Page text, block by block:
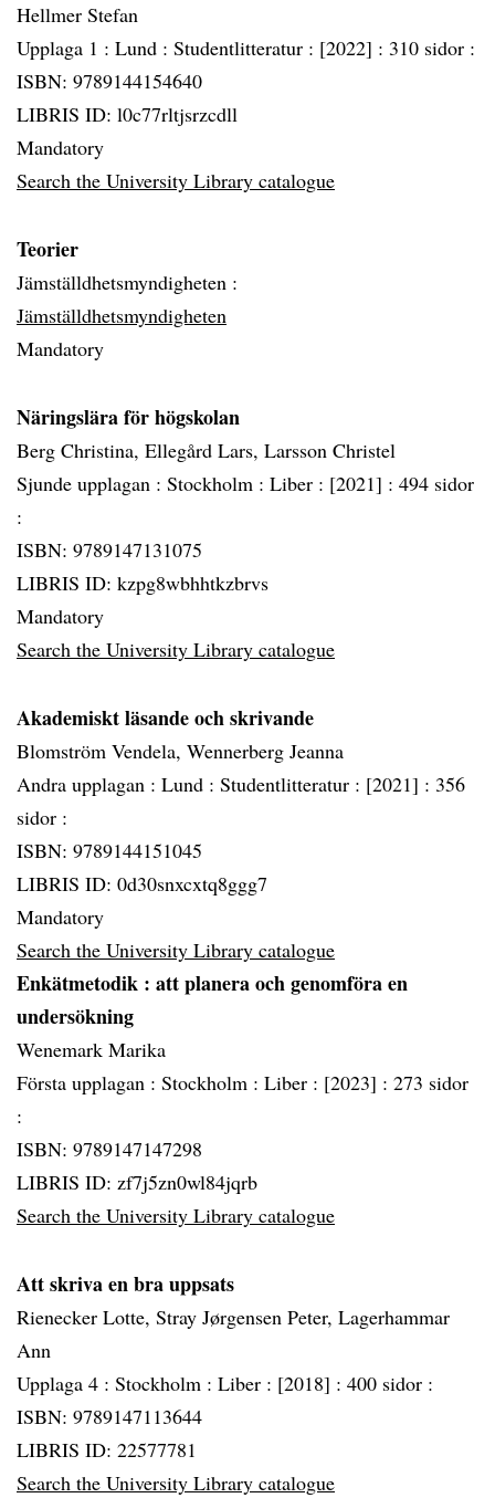
Hellmer Stefan
Upplaga 1 : Lund : Studentlitteratur : [2022] : 310 sidor :
ISBN: 9789144154640
LIBRIS ID: l0c77rltjsrzcdll
Mandatory
Search the University Library catalogue
Teorier
Jämställdhetsmyndigheten :
Jämställdhetsmyndigheten
Mandatory
Näringslära för högskolan
Berg Christina, Ellegård Lars, Larsson Christel
Sjunde upplagan : Stockholm : Liber : [2021] : 494 sidor
:
ISBN: 9789147131075
LIBRIS ID: kzpg8wbhhtkzbrvs
Mandatory
Search the University Library catalogue
Akademiskt läsande och skrivande
Blomström Vendela, Wennerberg Jeanna
Andra upplagan : Lund : Studentlitteratur : [2021] : 356
sidor :
ISBN: 9789144151045
LIBRIS ID: 0d30snxcxtq8ggg7
Mandatory
Search the University Library catalogue
Enkätmetodik : att planera och genomföra en
undersökning
Wenemark Marika
Första upplagan : Stockholm : Liber : [2023] : 273 sidor
:
ISBN: 9789147147298
LIBRIS ID: zf7j5zn0wl84jqrb
Search the University Library catalogue
Att skriva en bra uppsats
Rienecker Lotte, Stray Jørgensen Peter, Lagerhammar
Ann
Upplaga 4 : Stockholm : Liber : [2018] : 400 sidor :
ISBN: 9789147113644
LIBRIS ID: 22577781
Search the University Library catalogue